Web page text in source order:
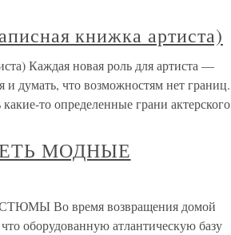
книжка артиста)
Каждая новая роль для артиста —
и думать, что возможностям нет границ.
то определенные грани актерского
МОДНЫЕ
Во время возвращения домой
оборудованную атлантическую базу